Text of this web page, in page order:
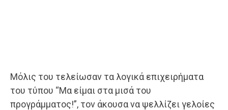
Μόλις του τελείωσαν τα λογικά επιχειρήματα
του τύπου “Μα είμαι στα μισά του
προγράμματος!”, τον άκουσα να ψελλίζει γελοίες